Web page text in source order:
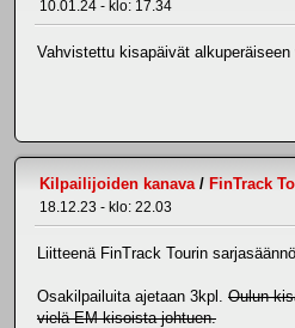
10.01.24 - klo: 17.34
Vahvistettu kisapäivät alkuperäiseen
Kilpailijoiden kanava/ FinTrack
18.12.23 - klo: 22.03
Liitteenä FinTrack Tourin
Osakilpailuita ajetaan 3kpl. Oulun
vielä EM-kisoista johtuen.